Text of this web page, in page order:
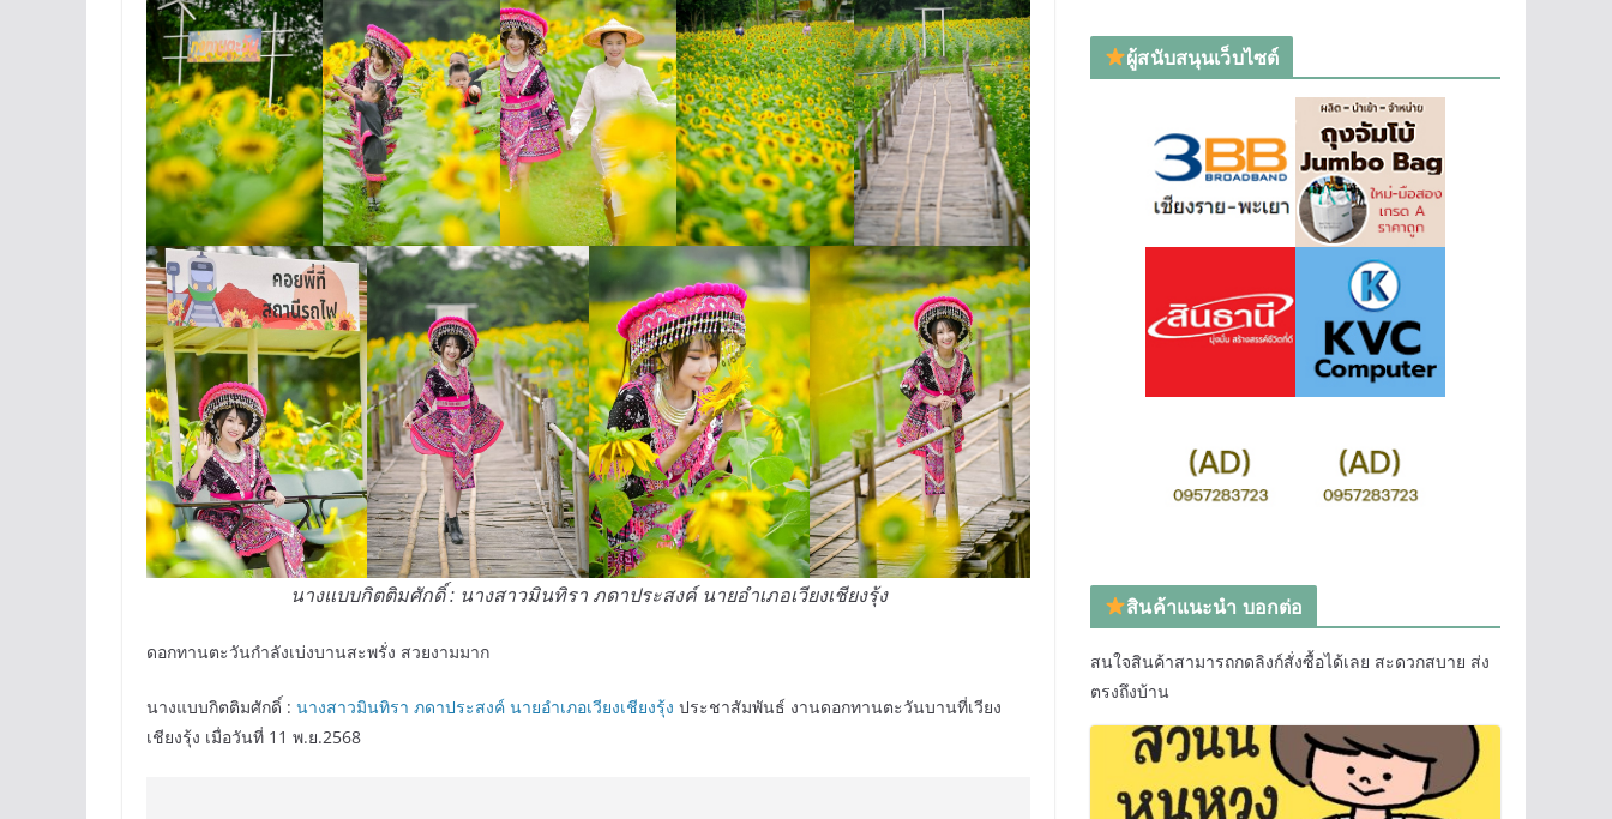
นางแบบกิตติมศักดิ์ : นางสาวมินทิรา ภดาประสงค์ นายอำเภอเวียงเชียงรุ้ง
ดอกทานตะวันกำลังเบ่งบานสะพรั่ง สวยงามมาก
นางแบบกิตติมศักดิ์ : นางสาวมินทิรา ภดาประสงค์ นายอำเภอเวียงเชียงรุ้ง ประชาสัมพันธ์ งานดอกทานตะวันบานที่เวียง
เชียงรุ้ง เมื่อวันที่ 11 พ.ย.2568
ผู้สนับสนุนเว็บไซต์
สินค้าแนะนำ บอกต่อ
สนใจสินค้าสามารถกดลิงก์สั่งซื้อได้เลย สะดวกสบาย ส่ง
ตรงถึงบ้าน